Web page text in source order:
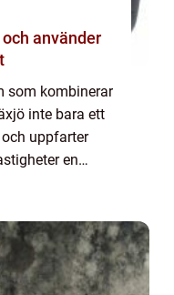
som kombinerar
inte bara ett
uppfarter
en